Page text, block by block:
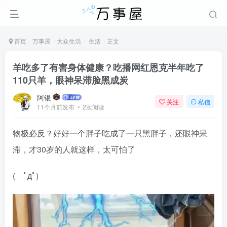
首页 万事屋 大众生活 生活 正文
羊吃多了有害身体健康？吃播网红恩克半年吃了
110只羊，眼神呆滞脸黑成炭
阿银
11个月前发布 2次阅读
关注 私信
物极必反？好好一个胖子吃成了一只黑胖子，还眼神呆
滞，才30岁的人就这样，太可怕了
( ﾟдﾟ)